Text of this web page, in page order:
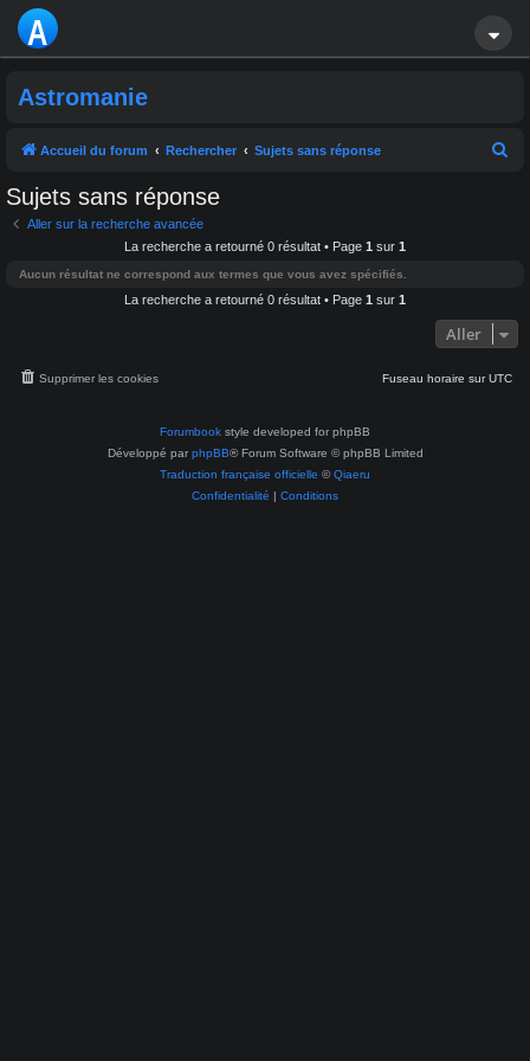
A
T
R
O
M
A
Astromanie
Accueil du forum Rechercher Sujets sans réponse
c
h
e
Sujets sans réponse
Aller sur la recherche avancée
La recherche a retourné 0 résultat • Page 1 sur 1
Aucun résultat ne correspond aux termes que vous avez spécifiés.
La recherche a retourné 0 résultat • Page 1 sur 1
Aller
Fuseau horaire surUTC
Supprimer les cookies
Forumbook style developed for phpBB
Développé par phpBB® Forum Software © phpBB Limited
Traduction française officielle ©Qiaeru
Confidentialité | Conditions